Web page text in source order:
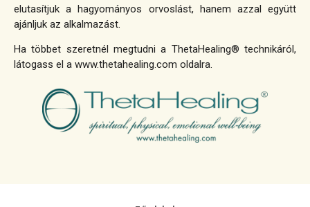
elutasítjuk a hagyományos orvoslást, hanem azzal együtt
ajánljuk az alkalmazást.
Ha többet szeretnél megtudni a ThetaHealing® technikáról,
látogass el a www.thetahealing.com oldalra.